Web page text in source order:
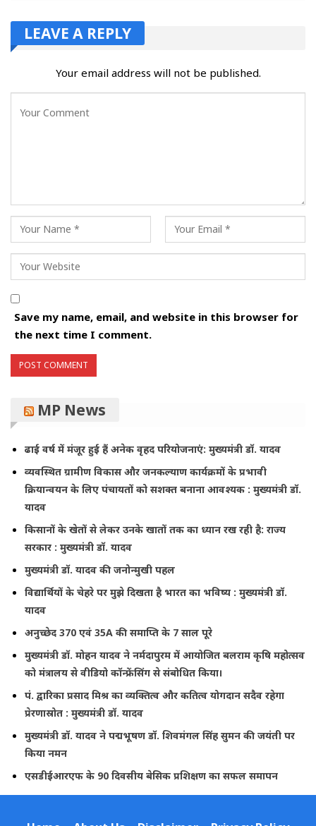
LEAVE A REPLY
Your email address will not be published.
Save my name, email, and website in this browser for
the next time I comment.
MP News
ढाई वर्ष में मंजूर हुई हैं अनेक वृहद परियोजनाएं: मुख्यमंत्री डॉ. यादव
व्यवस्थित ग्रामीण विकास और जनकल्याण कार्यक्रमों के प्रभावी
क्रियान्वयन के लिए पंचायतों को सशक्त बनाना आवश्यक : मुख्यमंत्री डॉ.
यादव
किसानों के खेतों से लेकर उनके खातों तक का ध्यान रख रही है: राज्य
सरकार : मुख्यमंत्री डॉ. यादव
मुख्यमंत्री डॉ. यादव की जनोन्मुखी पहल
विद्यार्थियों के चेहरे पर मुझे दिखता है भारत का भविष्य : मुख्यमंत्री डॉ.
यादव
अनुच्छेद 370 एवं 35A की समाप्ति के 7 साल पूरे
मुख्यमंत्री डॉ. मोहन यादव ने नर्मदापुरम में आयोजित बलराम कृषि महोत्सव
को मंत्रालय से वीडियो कॉन्फ्रेंसिंग से संबोधित किया।
पं. द्वारिका प्रसाद मिश्र का व्यक्तित्व और कतित्व योगदान सदैव रहेगा
प्रेरणास्रोत : मुख्यमंत्री डॉ. यादव
मुख्यमंत्री डॉ. यादव ने पद्मभूषण डॉ. शिवमंगल सिंह सुमन की जयंती पर
किया नमन
एसडीईआरएफ के 90 दिवसीय बेसिक प्रशिक्षण का सफल समापन